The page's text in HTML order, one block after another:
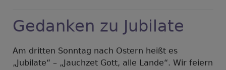
Sonntag
10.05.2020
Gedanken zu Jubilate
Am dritten Sonntag nach Ostern heißt es
„Jubilate“ – „Jauchzet Gott, alle Lande“. Wir feiern